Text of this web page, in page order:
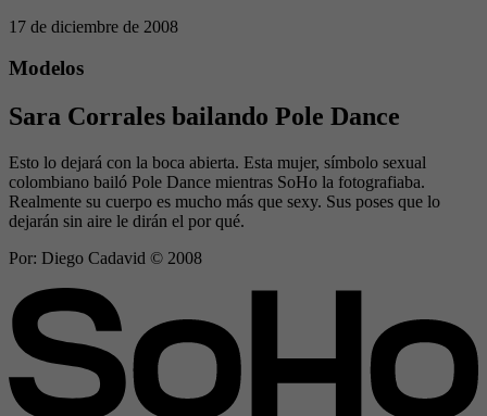
17 de diciembre de 2008
Modelos
Sara Corrales bailando Pole Dance
Esto lo dejará con la boca abierta. Esta mujer, símbolo sexual
colombiano bailó Pole Dance mientras SoHo la fotografiaba.
Realmente su cuerpo es mucho más que sexy. Sus poses que lo
dejarán sin aire le dirán el por qué.
Por: Diego Cadavid © 2008